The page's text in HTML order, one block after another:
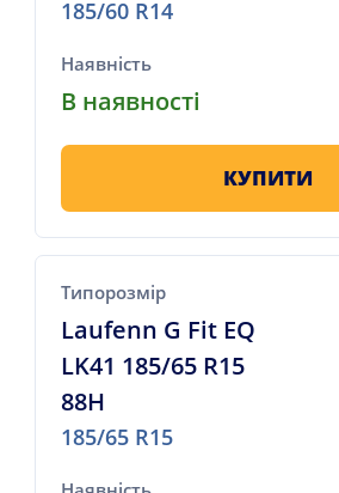
185/60 R14
Наявність
В наявності
КУПИТИ
Типорозмір
Laufenn G Fit EQ
LK41 185/65 R15
88H
185/65 R15